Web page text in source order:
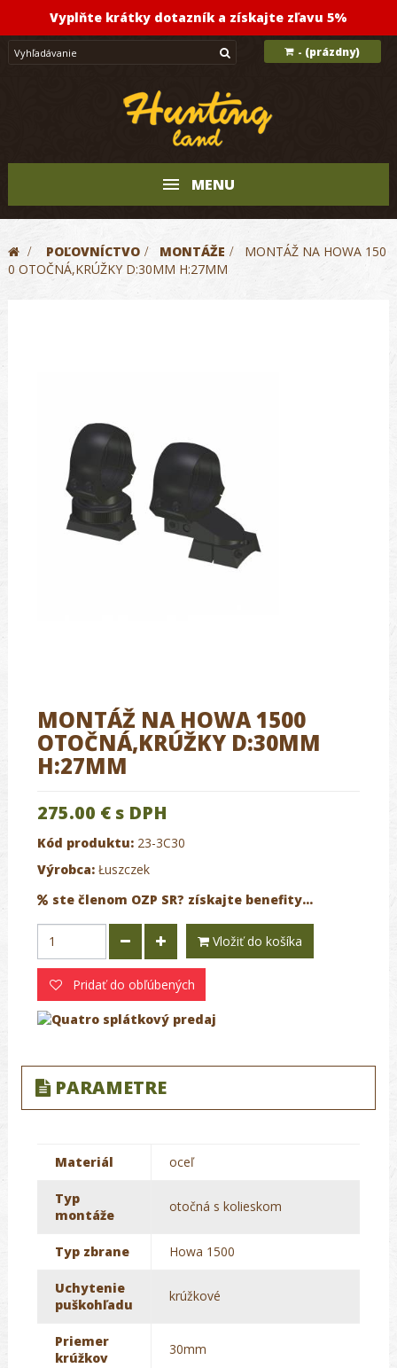
Vyplňte krátky dotazník a získajte zľavu 5%
- (prázdny)
MENU
> POĽOVNÍCTVO > MONTÁŽE >
MONTÁŽ NA HOWA 150
0 OTOČNÁ,KRÚŽKY D:30MM H:27MM
MONTÁŽ NA HOWA 1500
OTOČNÁ,KRÚŽKY D:30MM
H:27MM
275.00 € s DPH
Kód produktu: 23-3C30
Výrobca: Łuszczek
ste členom OZP SR? získajte benefity...
Vložiť do košíka
Pridať do obľúbených
PARAMETRE
Materiál oceľ
Typ
montáže
otočná s kolieskom
Typ zbrane Howa 1500
Uchytenie
puškohľadu
krúžkové
Priemer
krúžkov
30mm